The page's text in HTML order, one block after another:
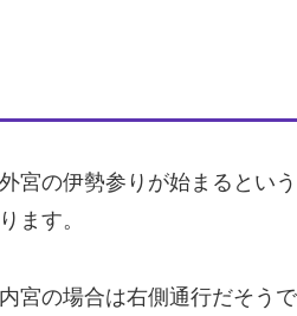
宮の伊勢参りが始まるとい
ます。
宮の場合は右側通行だそうで